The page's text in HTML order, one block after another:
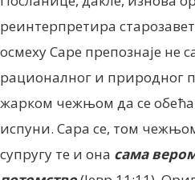
реинтерпретира
осмеху Саре препознаје не
рационалног и природног
жарком чежњом да се
испуни. Сара се, том
супругу те и она сама